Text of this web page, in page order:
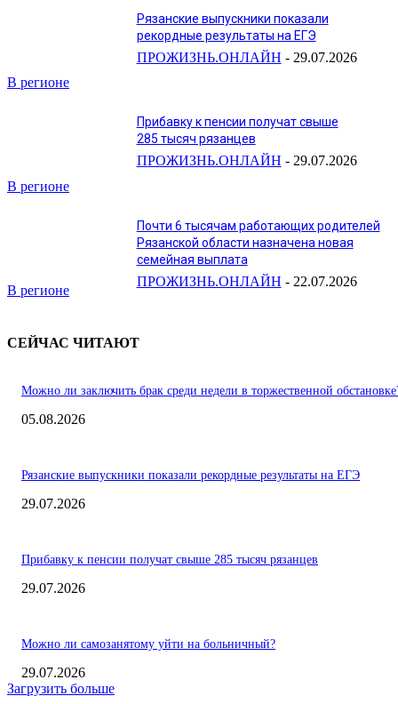
В регионе
Рязанские выпускники показали
рекордные результаты на ЕГЭ
ПРОЖИЗНЬ.ОНЛАЙН - 29.07.2026
В регионе
Прибавку к пенсии получат свыше
285 тысяч рязанцев
ПРОЖИЗНЬ.ОНЛАЙН - 29.07.2026
В регионе
Почти 6 тысячам работающих родителей
Рязанской области назначена новая
семейная выплата
ПРОЖИЗНЬ.ОНЛАЙН - 22.07.2026
СЕЙЧАС ЧИТАЮТ
Можно ли заключить брак среди недели в торжественной
05.08.2026
Рязанские выпускники показали рекордные результаты на ЕГЭ
29.07.2026
Прибавку к пенсии получат свыше 285 тысяч рязанцев
29.07.2026
Можно ли самозанятому уйти на больничный?
29.07.2026
Загрузить больше